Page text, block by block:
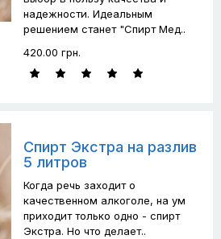
надежности. Идеальным
решением станет "Спирт Мед..
420.00 грн.
Спирт Экстра на разлив
5 литров
Когда речь заходит о
качественном алкоголе, на ум
приходит только одно - спирт
Экстра. Но что делает..